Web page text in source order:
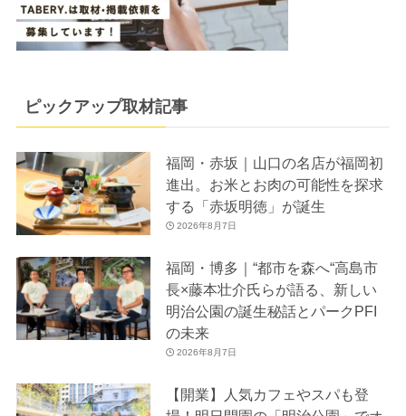
ピックアップ取材記事
福岡・赤坂｜山口の名店が福岡初
進出。お米とお肉の可能性を探求
する「赤坂明徳」が誕生
2026年8月7日
福岡・博多｜“都市を森へ“高島市
長×藤本壮介氏らが語る、新しい
明治公園の誕生秘話とパークPFI
の未来
2026年8月7日
【開業】人気カフェやスパも登